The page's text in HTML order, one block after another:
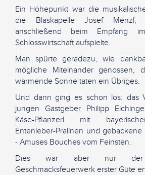
Ein Höhepunkt war die
die Blaskapelle Josef
anschließend beim Empfang
Schlosswirtschaft aufspielte.
Man spürte geradezu, wie
mögliche Miteinander genossen,
wärmende Sonne taten ein Übriges.
Und dann ging es schon los: das
jungen Gastgeber Philipp
Käse-Pflanzerl mit
Entenleber-Pralinen und gebackene
- Amuses Bouches vom Feinsten.
Dies war aber nur der
Geschmacksfeuerwerk erster Güte